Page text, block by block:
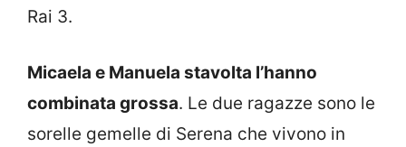
Rai 3.
Micaela e Manuela stavolta l’hanno
combinata grossa. Le due ragazze sono le
sorelle gemelle di Serena che vivono in